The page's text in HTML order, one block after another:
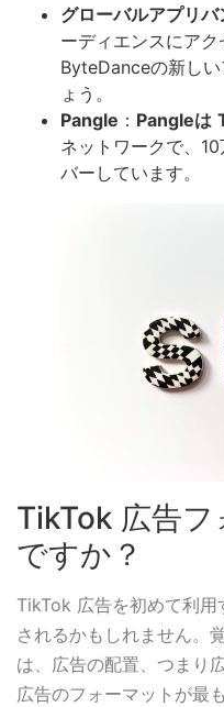
グローバルアプリバ
ーディエンスにアク
ByteDanceの新し
ょう。
Pangle ： Pangleは
ネットワークで、
バーしています。
TikTok 広告
ですか？
TikTok 広告を初めて利
されるかもしれません。
は、広告の配置、つまり
広告のフォーマットが最